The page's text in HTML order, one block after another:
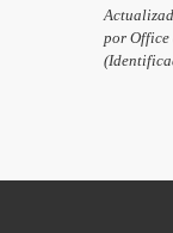
por Office